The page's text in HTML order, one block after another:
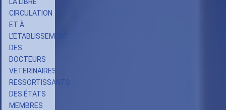
CIRCULATION
ET À
L’ETABLISSEMENT
DES
DOCTEURS
VETERINAIRES
RESSORTISSANTS
DES ÉTATS
MEMBRES